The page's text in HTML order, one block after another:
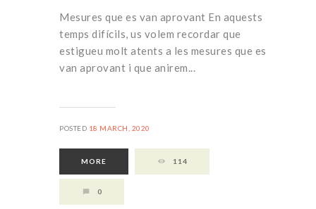
Mesures que es van aprovant En aquests
temps difícils, us volem recordar que
estigueu molt atents a les mesures que es
van aprovant i que anirem...
POSTED 18 MARCH, 2020
MORE 114
0